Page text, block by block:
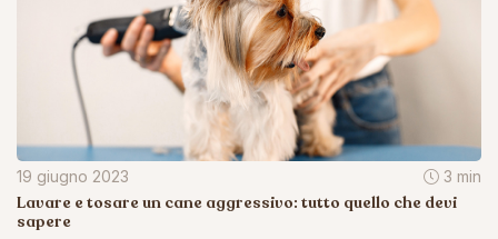
19 giugno 2023 3 min
Lavare e tosare un cane aggressivo: tutto quello che devi
sapere